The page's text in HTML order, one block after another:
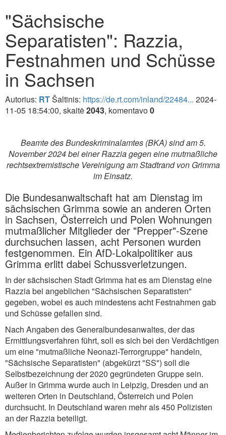
"Sächsische
Separatisten": Razzia,
Festnahmen und Schüsse
in Sachsen
Autorius: RTŠaltinis: https://de.rt.com/inland/22484... 2024-
11-05 18:54:00, skaitė2043, komentavo0
Beamte des Bundeskriminalamtes (BKA) sind am 5.
November 2024 bei einer Razzia gegen eine mutmaßliche
rechtsextremistische Vereinigung am Stadtrand von Grimma
im Einsatz.
Die Bundesanwaltschaft hat am Dienstag im
sächsischen Grimma sowie an anderen Orten
in Sachsen, Österreich und Polen Wohnungen
mutmaßlicher Mitglieder der "Prepper"-Szene
durchsuchen lassen, acht Personen wurden
festgenommen. Ein AfD-Lokalpolitiker aus
Grimma erlitt dabei Schussverletzungen.
In der sächsischen Stadt Grimma hat es am Dienstag eine
Razzia bei angeblichen "Sächsischen Separatisten"
gegeben, wobei es auch mindestens acht Festnahmen gab
und Schüsse gefallen sind.
Nach Angaben des Generalbundesanwaltes, der das
Ermittlungsverfahren führt, soll es sich bei den Verdächtigen
um eine "mutmaßliche Neonazi-Terrorgruppe" handeln,
"Sächsische Separatisten" (abgekürzt "SS") soll die
Selbstbezeichnung der 2020 gegründeten Gruppe sein.
Außer in Grimma wurde auch in Leipzig, Dresden und an
weiteren Orten in Deutschland, Österreich und Polen
durchsucht. In Deutschland waren mehr als 450 Polizisten
an der Razzia beteiligt.